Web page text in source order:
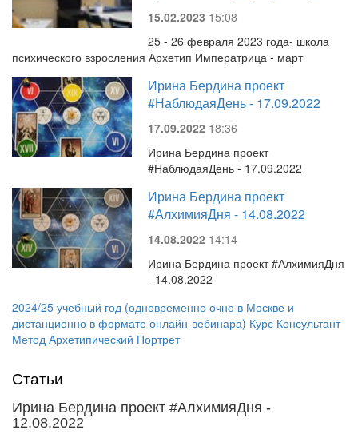
15.02.2023 15:08
25 - 26 февраля 2023 года- школа
психического взросления Архетип Императрица - март
Ирина Бердина проект
#НаблюдаяДень - 17.09.2022
17.09.2022 18:36
Ирина Бердина проект
#НаблюдаяДень - 17.09.2022
Ирина Бердина проект
#АлхимияДня - 14.08.2022
14.08.2022 14:14
Ирина Бердина проект #АлхимияДня
- 14.08.2022
2024/25 учебный год (одновременно очно в Москве и
дистанционно в формате онлайн-вебинара) Курс Консультант
Метод Архетипический Портрет
Статьи
Ирина Бердина проект #АлхимияДня -
12.08.2022